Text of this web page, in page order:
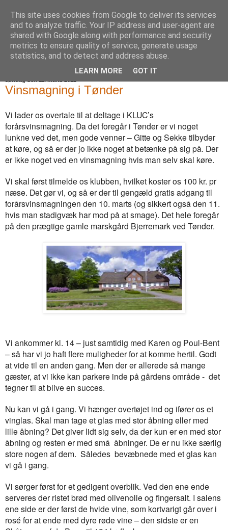
Blommesblog
Vinsmagning i Tønder
Vi lader os overtale til at deltage i KLUC’s
forårsvinsmagning. Da det foregår i Tønder er vi noget
lunkne ved det, men gode venner – Gitte og Sekke tilbyder
at køre, og så er der jo ikke noget at betænke på sig på. Der
er ikke noget ved en vinsmagning hvis man selv skal køre.
Vi skal først tilmelde os klubben, hvilket koster os 100 kr. pr
næse. Det gør vi, og så er der til gengæld gratis adgang til
forårsvinsmagningen den 10. marts (og sikkert også den 11.
hvis man stadigvæk har mod på at smage). Det hele foregår
på den prægtige gamle marskgård Bjerremark ved Tønder.
Vi ankommer kl. 14 – just samtidig med Karen og Poul-Bent
– så har vi jo haft flere muligheder for at komme hertil. Godt
at vide til en anden gang. Men der er allerede så mange
gæster, at vi ikke kan parkere inde på gårdens område - det
tegner til at blive en succes.
Nu kan vi gå i gang. Vi hænger overtøjet ind og ifører os et
vinglas. Skal man tage et glas med stor åbning eller med
lille åbning? Det giver lidt sig selv, da der kun er en med stor
åbning og resten er med små åbninger. De er nu ikke særlig
store nogen af dem. Således bevæbnede med et glas kan
vi gå i gang.
Vi sørger først for et gedigent overblik. Ved den ene ende
serveres der ristet brød med olivenolie og fingersalt. I salens
ene side er der først de hvide vine, som kortvarigt går over i
rosé for at ende med dyre røde vine – den sidste er en
This site uses cookies from Google to deliver its services
and to analyze traffic. Your IP address and user-agent are
shared with Google along with performance and security
metrics to ensure quality of service, generate usage
statistics, and to detect and address abuse.
LEARN MORE GOT IT